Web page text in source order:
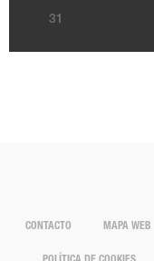
31
CONTACTO MAPA WEB